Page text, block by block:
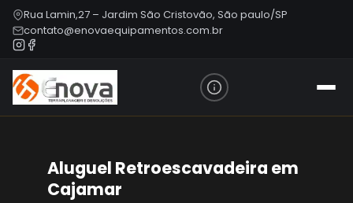
Rua Lamin,27 – Jardim São Cristovão, São paulo/SP
contato@enovaequipamentos.com.br
Aluguel Retroescavadeira em
Cajamar